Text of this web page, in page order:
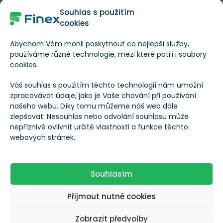
Souhlas s použitím
cookies
Abychom Vám mohli poskytnout co nejlepší služby,
používáme různé technologie, mezi které patří i soubory
cookies.
Váš souhlas s použitím těchto technologií nám umožní
zpracovávat údaje, jako je Vaše chování při používání
našeho webu. Díky tomu můžeme náš web dále
zlepšovat. Nesouhlas nebo odvolání souhlasu může
nepříznivě ovlivnit určité vlastnosti a funkce těchto
webových stránek.
Souhlasím
Přijmout nutné cookies
Zobrazit předvolby
Investiční analytik, trader a investor s
analýzu akciových, komoditních a
měnových trhů a od roku 2014 aktivně
obchoduje vlastní kapitál. Své obchodní
výsledky dlouhodobě dokládá veřejnou
equity obchodního účtu.
Je držitelem titulu Ph.D. v oboru finance a
vedle vlastního obchodování publikuje
odborné analýzy a komentáře zaměřené
pravidelně vycházejí nejen na Finexu, ale
také v dalších finančních médiích.
Přečíst více
Sdílejte tento článek
Tweet
MOHLO BY VÁS ZAJÍMAT